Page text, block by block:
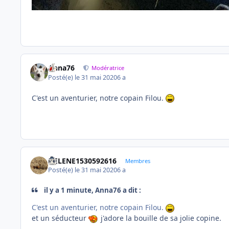
Anna76 Modératrice
Posté(e) le 31 mai 20206 a
C'est un aventurier, notre copain Filou.
HELENE1530592616 Membres
Posté(e) le 31 mai 20206 a
il y a 1 minute, Anna76 a dit :
C'est un aventurier, notre copain Filou.
et un séducteur
j'adore la bouille de sa jolie copine.